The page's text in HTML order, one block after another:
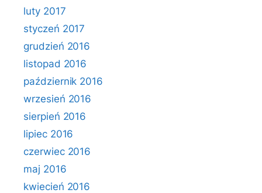
luty 2017
styczeń 2017
grudzień 2016
listopad 2016
październik 2016
wrzesień 2016
sierpień 2016
lipiec 2016
czerwiec 2016
maj 2016
kwiecień 2016